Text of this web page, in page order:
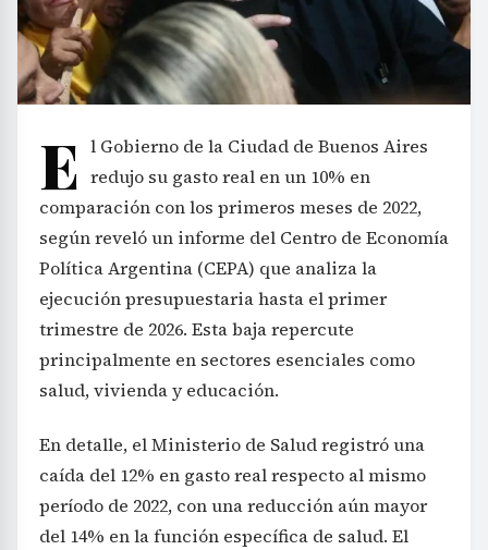
E l Gobierno de la Ciudad de Buenos Aires
redujo su gasto real en un 10% en
comparación con los primeros meses de 2022,
según reveló un informe del Centro de Economía
Política Argentina (CEPA) que analiza la
ejecución presupuestaria hasta el primer
trimestre de 2026. Esta baja repercute
principalmente en sectores esenciales como
salud, vivienda y educación.
En detalle, el Ministerio de Salud registró una
caída del 12% en gasto real respecto al mismo
período de 2022, con una reducción aún mayor
del 14% en la función específica de salud. El